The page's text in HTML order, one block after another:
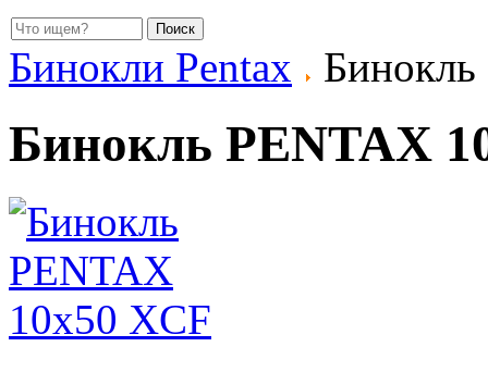
Бинокли Pentax
Бинокль PENTAX